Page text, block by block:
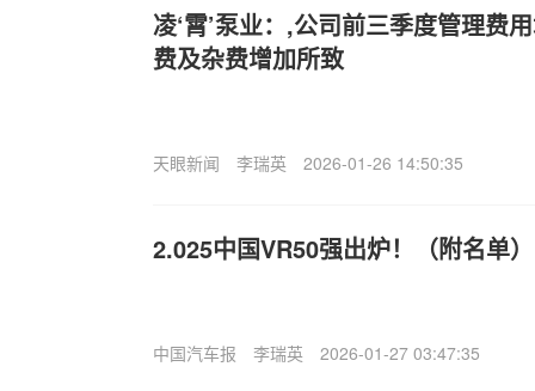
凌‘霄’泵业：,公司前三季度管理费
费及杂费增加所致
天眼新闻 李瑞英 2026-01-26 14:50:35
2.025中国VR50强出炉！（附名单）
中国汽车报 李瑞英 2026-01-27 03:47:35